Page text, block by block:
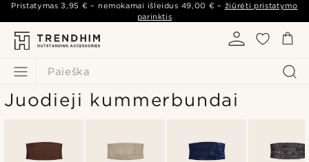
Paieška
Pristatymas3,95 € – nemokamai išleidus 49,00 € – žiūrėti pristatymo
parinktis
Juodieji kummerbundai